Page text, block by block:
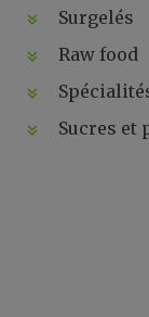
Surgelés
Raw food
Sucres et